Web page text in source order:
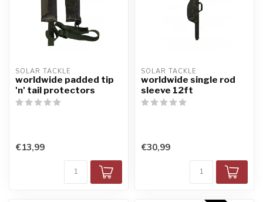
SOLAR TACKLE
worldwide padded tip
'n' tail protectors
€13,99
SOLAR TACKLE
worldwide single rod
sleeve 12ft
€30,99